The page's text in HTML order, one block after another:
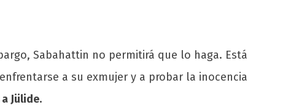
Sabahattin no permitirá que lo haga. Está
a su exmujer y a probar la inocencia
Jülide.